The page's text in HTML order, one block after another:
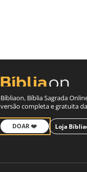
Bíbliaon, Bíblia Sagrada
versão completa e gratuita
DOAR ❤️ Loja